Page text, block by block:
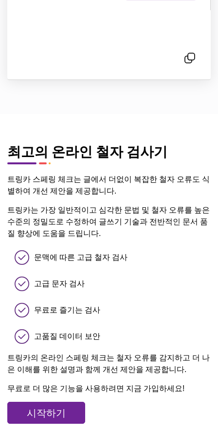
최고의 온라인 철자 검사기
트링카 스페링 체크는 글에서 더없이 복잡한 철자 오류도 식
별하여 개선 제안을 제공합니다.
트링카는 가장 일반적이고 심각한 문법 및 철자 오류를 높은
수준의 정밀도로 수정하여 글쓰기 기술과 전반적인 문서 품
질 향상에 도움을 드립니다.
문맥에 따른 고급 철자 검사
고급 문자 검사
무료로 즐기는 검사
고품질 데이터 보안
트링카의 온라인 스페링 체크는 철자 오류를 감지하고 더 나
은 이해를 위한 설명과 함께 개선 제안을 제공합니다.
무료로 더 많은 기능을 사용하려면 지금 가입하세요!
시작하기